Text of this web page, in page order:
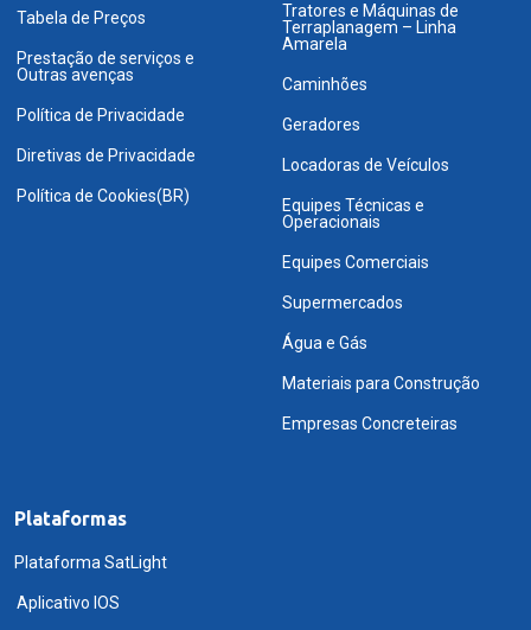
Tabela de Preços
Prestação de serviços e
Outras avenças
Política de Privacidade
Diretivas de Privacidade
Política de Cookies(BR)
Tratores e Máquinas de
Terraplanagem – Linha
Amarela
Caminhões
Geradores
Locadoras de Veículos
Equipes Técnicas e
Operacionais
Equipes Comerciais
Supermercados
Água e Gás
Materiais para Construção
Empresas Concreteiras
Plataformas
Plataforma SatLight
Aplicativo IOS